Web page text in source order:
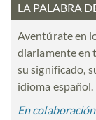
LA PALABRA
Aventúrate en
diariamente en
su significado,
idioma español.
En